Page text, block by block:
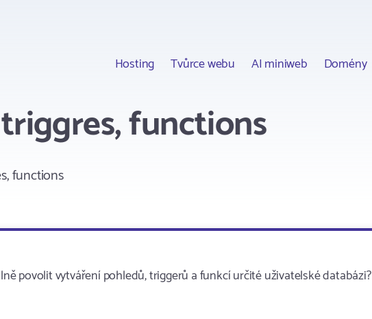
Hosting Tvůrce webu AI miniweb Domény
functions
functions
povolit vytváření pohledů, triggerů a funkcí určité uživatelské databázi?